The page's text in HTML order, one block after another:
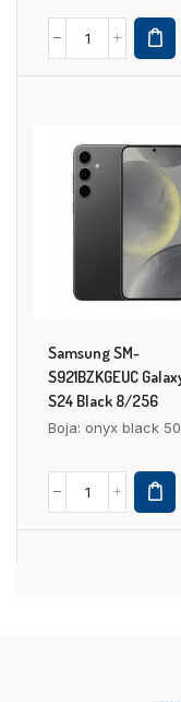
Samsung SM-
S921BZKGEUC
S24 Black 8/256
Boja: onyx black